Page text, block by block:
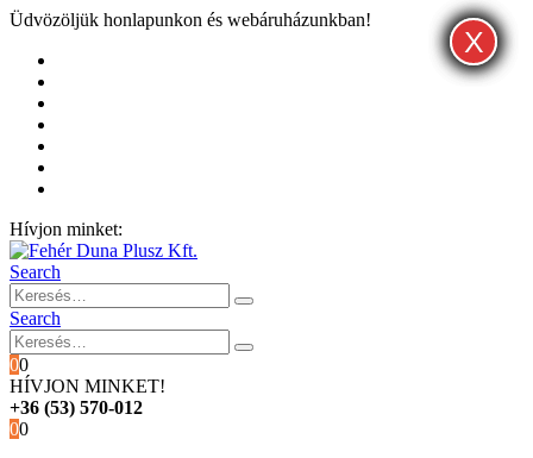
Üdvözöljük honlapunkon és webáruházunkban!
Hívjon minket:
Search
Search
00
HÍVJON MINKET!
+36 (53) 570-012
00
X
X
X